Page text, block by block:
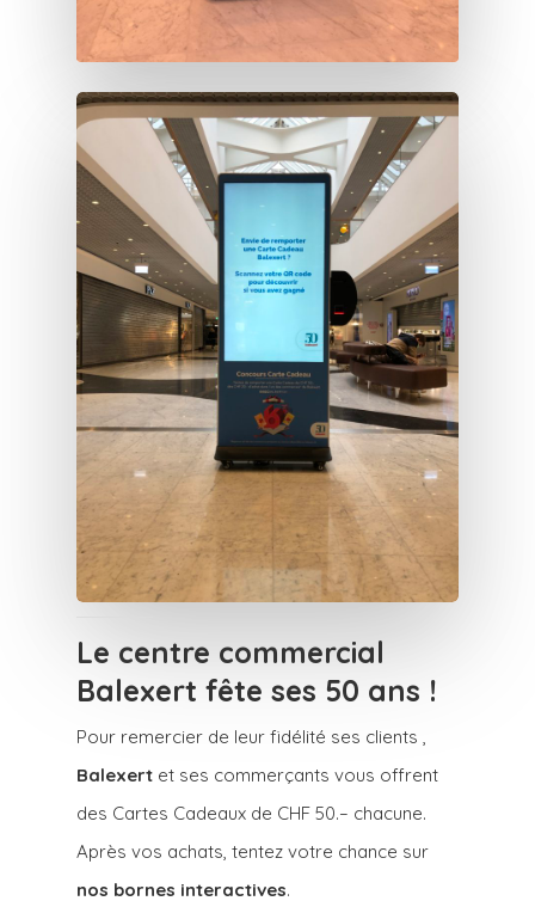
Le centre commercial
Balexert fête ses 50 ans !
Pour remercier de leur fidélité ses clients ,
Balexert et ses commerçants vous offrent
des Cartes Cadeaux de CHF 50.– chacune.
Après vos achats, tentez votre chance sur
nos bornes interactives.